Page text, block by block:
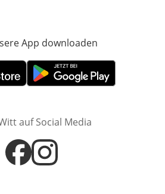
App downloaden
Fenster
Öffnet in neuem Fenster
auf Social Media
Öffnet in neuem Fenster
Öffnet in neuem Fenster